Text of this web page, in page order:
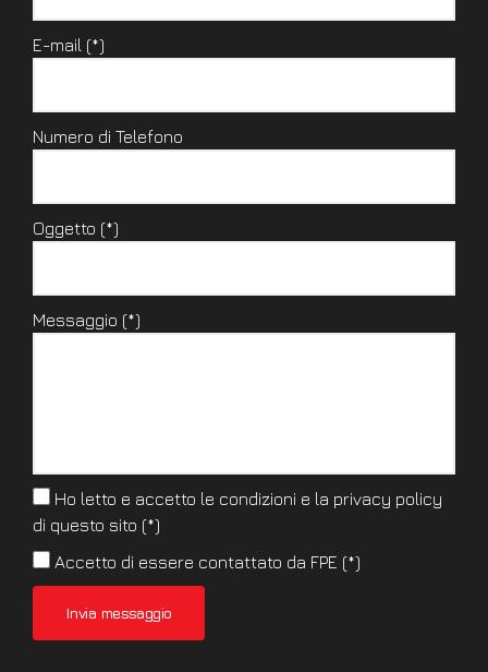
E-mail (*)
Numero di Telefono
Oggetto (*)
Messaggio (*)
Ho letto e accetto le condizioni e la privacy policy
di questo sito (*)
Accetto di essere contattato da FPE (*)